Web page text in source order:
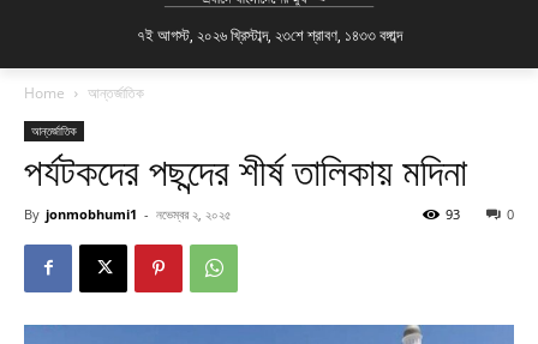
৭ই আগস্ট, ২০২৬ খ্রিস্টাব্দ, ২৩শে শ্রাবণ, ১৪৩৩ বঙ্গাব্দ
Home আন্তর্জাতিক
আন্তর্জাতিক
পর্যটকদের পছন্দের শীর্ষ তালিকায় মদিনা
By jonmobhumi1 - নভেম্বর ২, ২০২৫ 0
93